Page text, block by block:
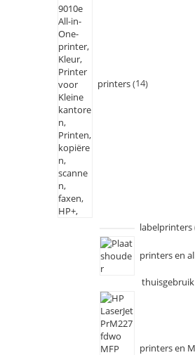
printers 14
labelprinters
printers en
thuisgebruik
printers en